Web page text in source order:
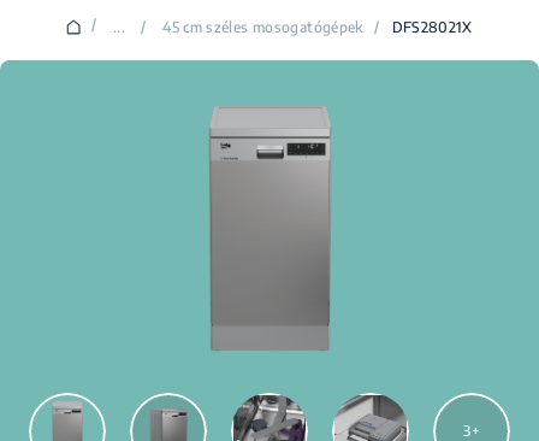
/ ... / 45 cm széles mosogatógépek / DFS28021X
3